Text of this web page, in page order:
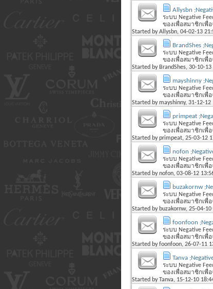
Allysbn
ระบบ Negative
ของเพื่อสมาชิกเพื่
Started byAllysbn, 04-02-13
BrandShes
ระบบ Negative
ของเพื่อสมาชิกเพื่
Started by BrandShes, 30-10-13
mayshinny
ระบบ Negative
ของเพื่อสมาชิกเพื่
Started bymayshinny, 31-12-12
primpeat
ระบบ Negative
ของเพื่อสมาชิกเพื่
Started byprimpeat, 25-03-12
nofon
ระบบ Negative
ของเพื่อสมาชิกเพื่
Started bynofon, 03-08-12
buzakornw
ระบบ Negative
ของเพื่อสมาชิกเพื่
Started by buzakornw, 25-04-10
foonfoon
ระบบ Negative
ของเพื่อสมาชิกเพื่
Started byfoonfoon, 26-07-11
Tanva
ระบบ Negative
ของเพื่อสมาชิกเพื่
Started byTanva, 15-12-10